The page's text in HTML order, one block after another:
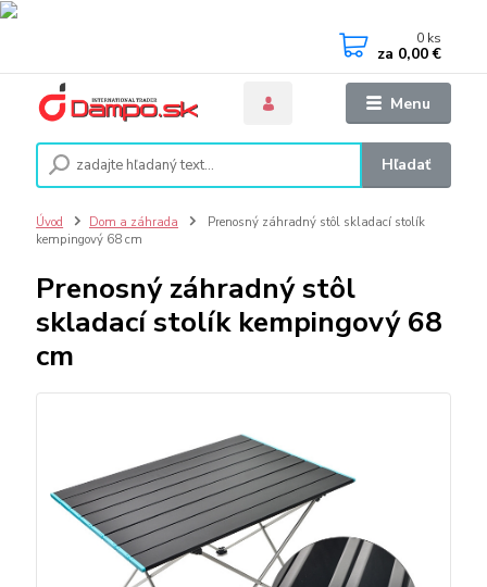
Menu
Hľadať
0 ks
za 0,00 €
Úvod Dom a záhrada
Prenosný záhradný stôl skladací stolík
kempingový 68 cm
Prenosný záhradný stôl
skladací stolík kempingový 68
cm